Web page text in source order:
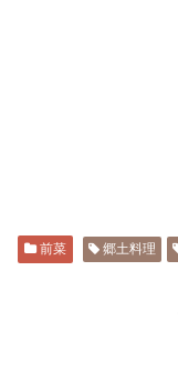
前菜 郷土料理